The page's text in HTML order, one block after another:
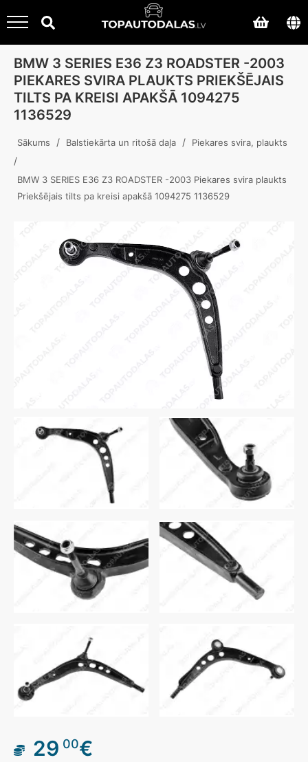
BMW 3 SERIES E36 Z3 ROADSTER -2003
PIEKARES SVIRA PLAUKTS PRIEKŠĒJAIS
TILTS PA KREISI APAKŠĀ 1094275
1136529
Sākums / Balstiekārta un ritošā daļa / Piekares svira, plaukts
/
BMW 3 SERIES E36 Z3 ROADSTER -2003 Piekares svira plaukts
Priekšējais tilts pa kreisi apakšā 1094275 1136529
29 00€